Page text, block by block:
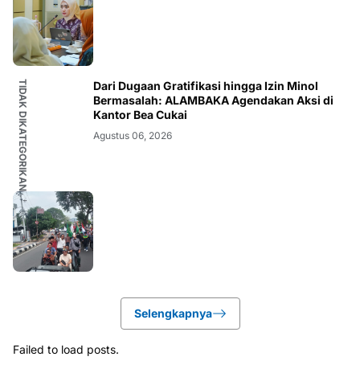
TIDAK DIKATEGORIKAN
Dari Dugaan Gratifikasi hingga Izin Minol
Bermasalah: ALAMBAKA Agendakan Aksi di
Kantor Bea Cukai
Agustus 06, 2026
Selengkapnya
Failed to load posts.